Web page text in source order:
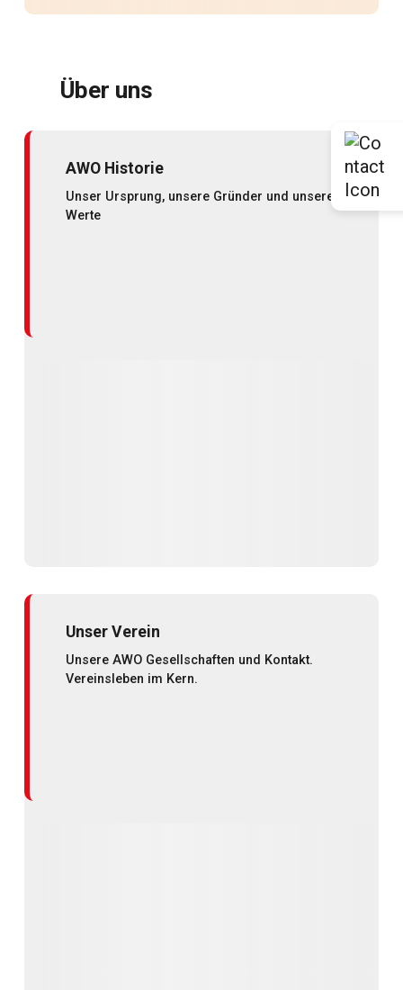
Über uns
AWO Historie
Unser Ursprung, unsere Gründer und unsere
Werte
Unser Verein
Unsere AWO Gesellschaften und Kontakt.
Vereinsleben im Kern.